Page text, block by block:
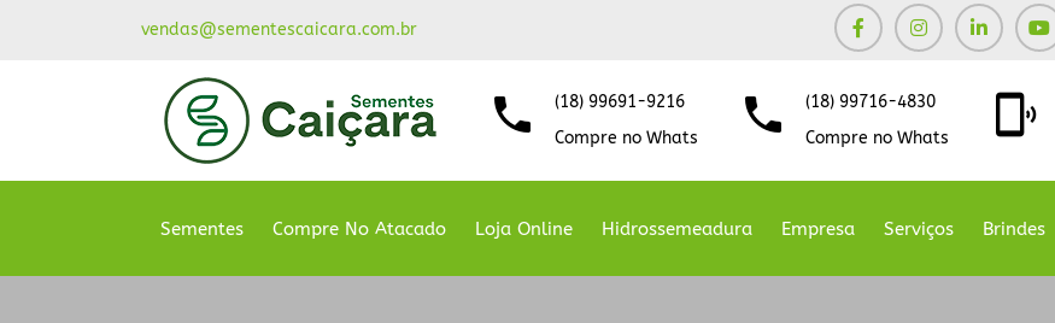
vendas@sementescaicara.com.br
(18) 99691-9216
Compre no Whats
(18) 99716-4830
Compre no Whats
Sementes Compre No Atacado Loja Online Hidrossemeadura Empresa Serviços Brindes